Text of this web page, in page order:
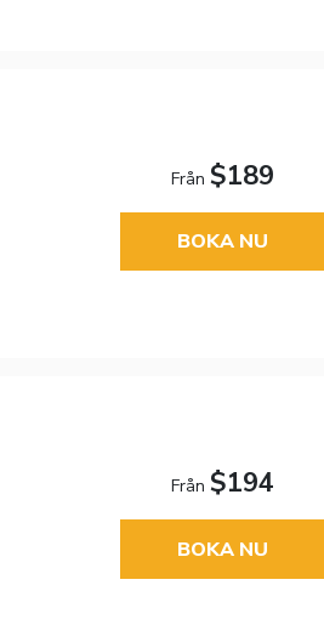
Från$189
BOKA NU
Från$194
BOKA NU